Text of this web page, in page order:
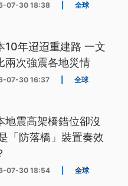
07-30 18:38 全球
10年迢迢重建路 一文
兩次強震各地災情
07-30 16:37 全球
地震高架橋錯位卻沒
「防落橋」裝置奏效
07-30 18:54 全球